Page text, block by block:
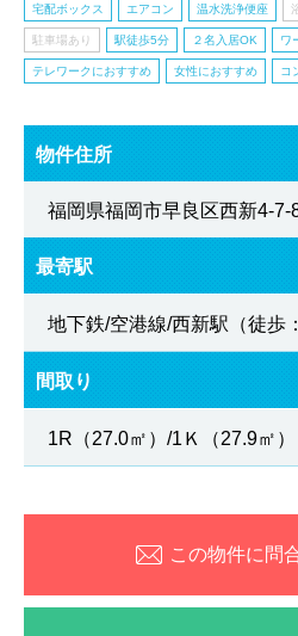
宅配ボックス エアコン 温水洗浄便座
駐車場あり 駅徒歩5分 ２名入居OK ワ
テレワークにおすすめ 女性におすすめ コ
物件住所
福岡県福岡市早良区西新4-7-
最寄駅
地下鉄/空港線/西新駅（徒歩
間取り
1R（27.0㎡）/1Ｋ（27.9㎡）
この物件に問